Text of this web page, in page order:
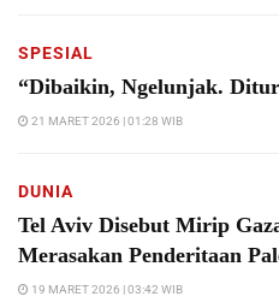
SPESIAL
“Dibaikin, Ngelunjak.
21 MARET 2026 | 01:28 WIB
DUNIA
Tel Aviv Disebut Mirip
Merasakan Penderitaan
19 MARET 2026 | 03:42 WIB